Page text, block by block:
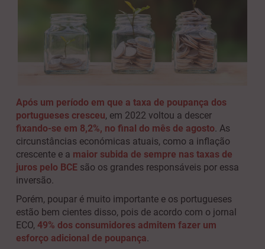
Após um período em que a taxa de poupança dos
portugueses cresceu, em 2022 voltou a descer
fixando-se em 8,2%, no final do mês de agosto. As
circunstâncias económicas atuais, como a inflação
crescente e a maior subida de sempre nas taxas de
juros pelo BCE são os grandes responsáveis por essa
inversão.
Porém, poupar é muito importante e os portugueses
estão bem cientes disso, pois de acordo com o jornal
ECO, 49% dos consumidores admitem fazer um
esforço adicional de poupança.